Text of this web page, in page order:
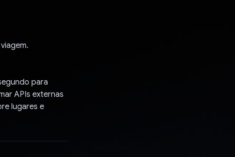
para
APIs externas
lugares e